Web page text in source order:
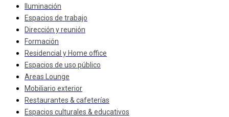
Iluminación
Espacios de trabajo
Dirección y reunión
Formación
Residencial y Home office
Espacios de uso público
Areas Lounge
Mobiliario exterior
Restaurantes & cafeterías
Espacios culturales & educativos